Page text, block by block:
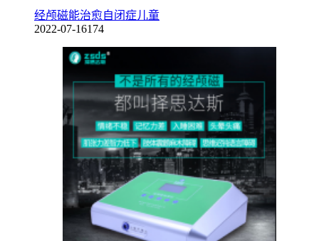
经颅磁能治愈自闭症儿童
2022-07-16174